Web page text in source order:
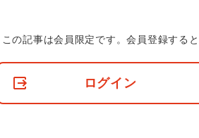
この記事は会員限定です。会員登録する
ログイン